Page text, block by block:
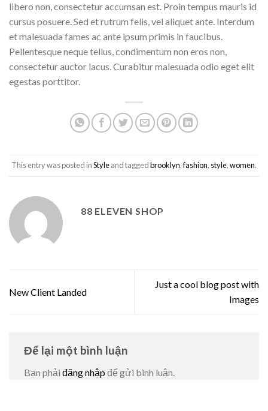
libero non, consectetur accumsan est. Proin tempus mauris id
cursus posuere. Sed et rutrum felis, vel aliquet ante. Interdum
et malesuada fames ac ante ipsum primis in faucibus.
Pellentesque neque tellus, condimentum non eros non,
consectetur auctor lacus. Curabitur malesuada odio eget elit
egestas porttitor.
This entry was posted inStyleand taggedbrooklyn,fashion, style,women.
88 ELEVEN SHOP
New Client Landed
Just a cool blog post with
Images
Để lại một bình luận
Bạn phải đăng nhập để gửi bình luận.